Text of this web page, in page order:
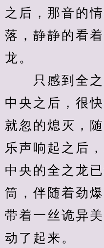
之后，那音的
落，静静的看
龙。
只感到全之
中央之后，很
就忽的熄灭，
乐声响起之后
中央的全之龙
筒，伴随着劲
带着一丝诡异
动了起来。